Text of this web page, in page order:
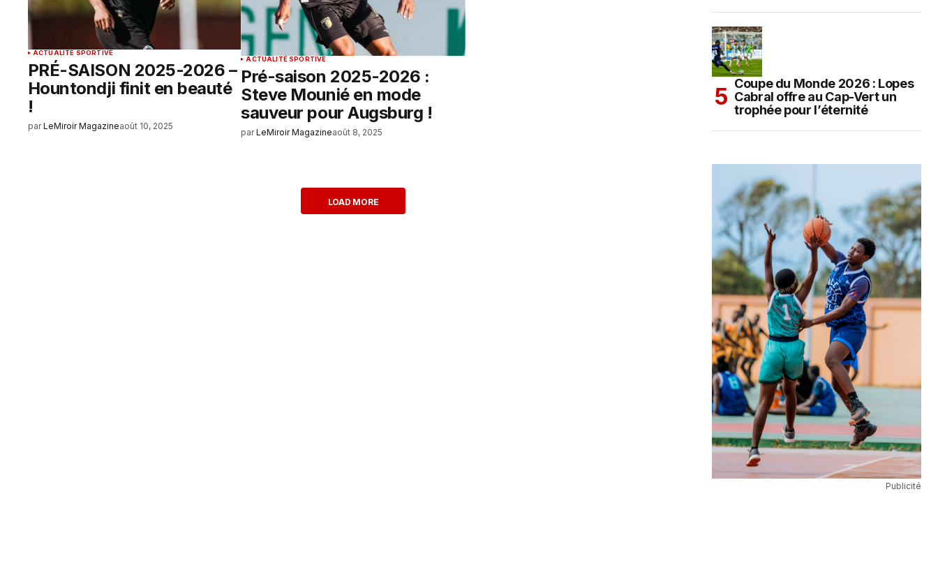
ACTUALITÉ SPORTIVE
PRÉ-SAISON 2025-2026 –
Hountondji finit en beauté
!
par LeMiroir Magazineaoût 10, 2025
ACTUALITÉ SPORTIVE
Pré-saison 2025-2026 :
Steve Mounié en mode
sauveur pour Augsburg !
par LeMiroir Magazineaoût 8, 2025
LOAD MORE
Coupe du Monde 2026 : Lopes
Cabral offre au Cap-Vert un
trophée pour l’éternité
Publicité